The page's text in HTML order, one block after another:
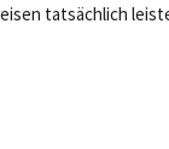
tatsächlich